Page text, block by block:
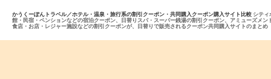
かうくーぽんトラベル／ホテル・温泉・旅行系の割引クーポン・共同購入クーポン購入サイト比較 シティ
館・民宿・ペンションなどの宿泊クーポン、日替りスパ・スーパー銭湯の割引クーポン、アミューズメ
食店・お店・レジャー施設などの割引クーポンが、日替りで販売されるクーポン共同購入サイトのまとめ